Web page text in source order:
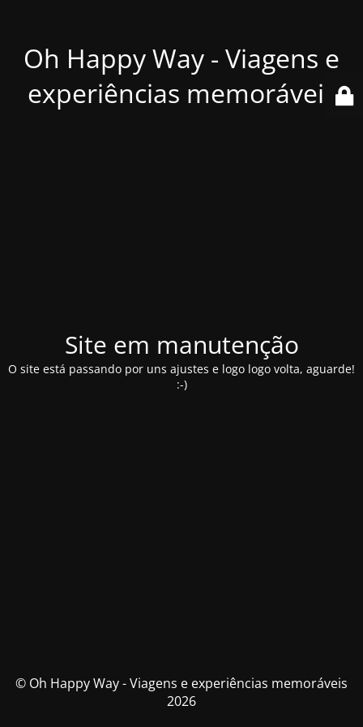
Oh Happy Way - Viagens e
experiências memoráveis
Site em manutenção
O site está passando por uns ajustes e logo logo volta, aguarde!
:-)
© Oh Happy Way - Viagens e experiências memoráveis
2026